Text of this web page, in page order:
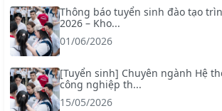
Thông báo tuyển sinh đào tạo
2026 – Kho...
01/06/2026
[Tuyển sinh] Chuyên ngành Hệ
công nghiệp th...
15/05/2026